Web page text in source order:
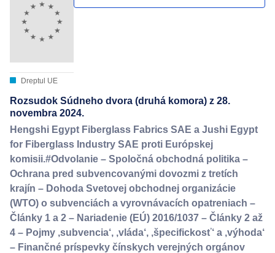
Dreptul UE
Rozsudok Súdneho dvora (druhá komora) z 28.
novembra 2024.
Hengshi Egypt Fiberglass Fabrics SAE a Jushi Egypt
for Fiberglass Industry SAE proti Európskej
komisii.#Odvolanie – Spoločná obchodná politika –
Ochrana pred subvencovanými dovozmi z tretích
krajín – Dohoda Svetovej obchodnej organizácie
(WTO) o subvenciách a vyrovnávacích opatreniach –
Články 1 a 2 – Nariadenie (EÚ) 2016/1037 – Články 2 až
4 – Pojmy ‚subvencia‘, ‚vláda‘, ‚špecifickosť‘ a ‚výhoda‘
– Finančné príspevky čínskych verejných orgánov